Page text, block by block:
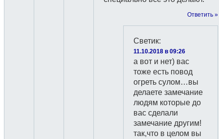
Ответить »
Светик:
11.10.2018 в 09:26
а вот и нет) вас
тоже есть повод
огреть сулом…вы
делаете замечание
людям которые до
вас сделали
замечание другим!
так,что в целом вы